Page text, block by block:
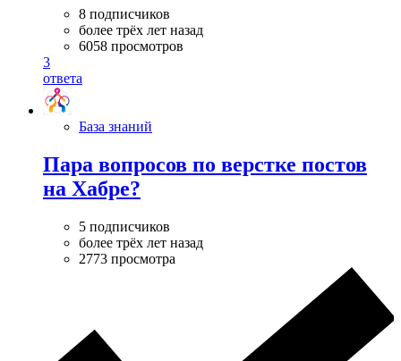
8 подписчиков
более трёх лет назад
6058 просмотров
3
ответа
База знаний
Пара вопросов по верстке постов
на Хабре?
5 подписчиков
более трёх лет назад
2773 просмотра